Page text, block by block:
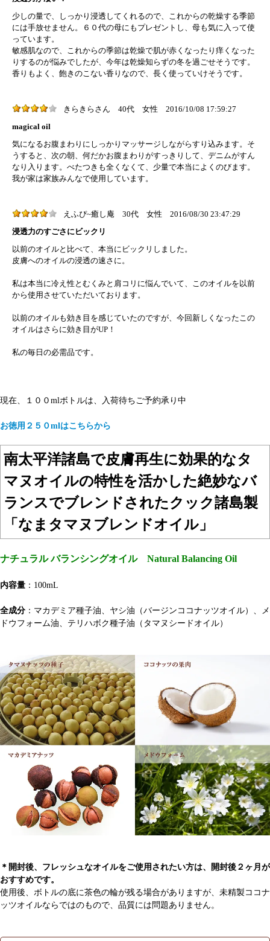
少しの量で、しっかり浸透してくれるので、これからの乾燥する季節
には手放せません。６０代の母にもプレゼントし、母も気に入って使
っています。
敏感肌なので、これからの季節は乾燥で肌が赤くなったり痒くなった
りするのが悩みでしたが、今年は乾燥知らずの冬を過ごせそうです。
香りもよく、飽きのこない香りなので、長く使っていけそうです。
きらきらさん 40代 女性
2016/10/08 17:59:27
magical oil
気になるお腹まわりにしっかりマッサージしながらすり込みます。そ
うすると、次の朝、何だかお腹まわりがすっきりして、デニムがすん
なり入ります。べたつきも全くなくて、少量で本当によくのびます。
我が家は家族みんなで使用しています。
えふぴ~癒し庵 30代 女性
2016/08/30 23:47:29
浸透力のすごさにビックリ
以前のオイルと比べて、本当にビックリしました。
皮膚へのオイルの浸透の速さに。
私は本当に冷え性とむくみと肩コリに悩んでいて、このオイルを以前
から使用させていただいております。
以前のオイルも効き目を感じていたのですが、今回新しくなったこの
オイルはさらに効き目がUP！
私の毎日の必需品です。
現在、１００mlボトルは、入荷待ちご予約承り中
お徳用２５０mlはこちらから
南太平洋諸島で皮膚再生に効果的なタ
マヌオイルの特性を活かした絶妙なバ
ランスでブレンドされたクック諸島製
「なまタマヌブレンドオイル」
ナチュラル バランシングオイル Natural Balancing Oil
内容量 ：100mL
全成分 ：マカデミア種子油、ヤシ油（バージンココナッツオイル）、メ
ドウフォーム油、テリハボク種子油（タマヌシードオイル）
＊開封後、フレッシュなオイルをご使用されたい方は、開封後２ヶ月が
おすすめです。
使用後、ボトルの底に茶色の輪が残る場合がありますが、未精製ココナ
ッツオイルならではのもので、品質には問題ありません。